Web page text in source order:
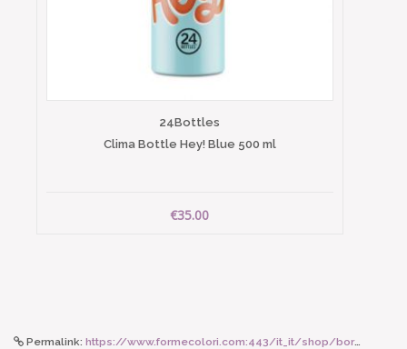
24Bottles
Clima Bottle Hey! Blue 500 ml
€35.00
Permalink: https://www.formecolori.com:443/it_it/shop/borse_e_zaini/borse/susan_bijl_the_new_bum_bag_wave_greenscreen_small/6001